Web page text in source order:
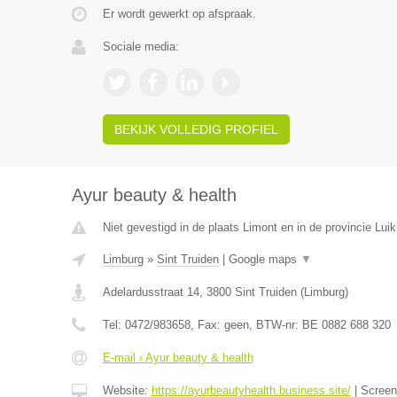
Er wordt gewerkt op afspraak.
Sociale media:
BEKIJK VOLLEDIG PROFIEL
Ayur beauty & health
Niet gevestigd in de plaats Limont en in de provincie
Limburg» Sint Truiden| Google maps ▼
Adelardusstraat 14, 3800 Sint Truiden(Limburg)
Tel: 0472/983658, Fax: geen, BTW-nr: BE 0882 688 320
E-mail › Ayur beauty & health
Website: https://ayurbeautyhealth.business.site/|